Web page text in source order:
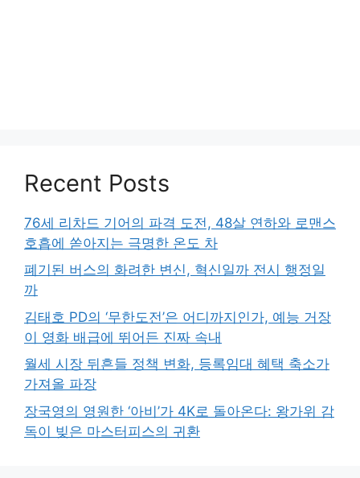
Recent Posts
76세 리차드 기어의 파격 도전, 48살 연하와 로맨스
호흡에 쏟아지는 극명한 온도 차
폐기된 버스의 화려한 변신, 혁신일까 전시 행정일
까
김태호 PD의 ‘무한도전’은 어디까지인가, 예능 거장
이 영화 배급에 뛰어든 진짜 속내
월세 시장 뒤흔들 정책 변화, 등록임대 혜택 축소가
가져올 파장
장국영의 영원한 ‘아비’가 4K로 돌아온다: 왕가위 감
독이 빚은 마스터피스의 귀환